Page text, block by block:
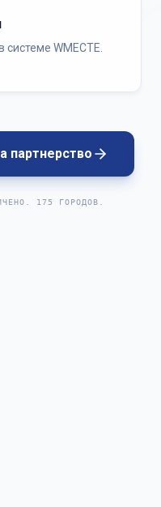
WMECTE.
партнерство
175 ГОРОДОВ.